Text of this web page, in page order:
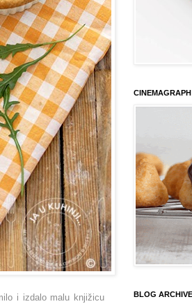
i izdalo malu knjižicu
CINEMAGRAPH
BLOG ARCHIVE